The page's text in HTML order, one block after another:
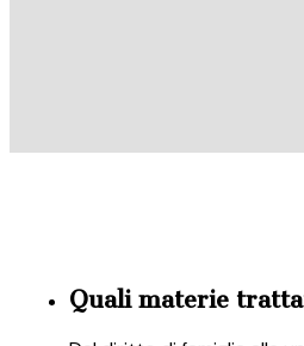
Quali materie